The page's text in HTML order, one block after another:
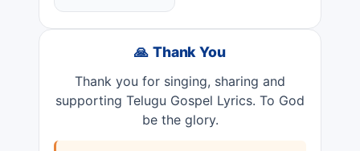
🙏 Thank You
Thank you for singing, sharing and
supporting Telugu Gospel Lyrics. To God
be the glory.